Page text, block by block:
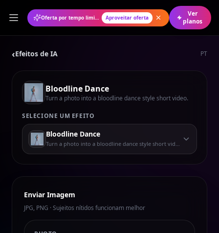
Oferta por tempo limitado: 50% de desconto no plano anual Aproveitar oferta
Ver
planos
‹Efeitos de IA PT
Bloodline Dance
Turn a photo into a bloodline dance style short video.
SELECIONE UM EFEITO
Bloodline Dance
Turn a photo into a bloodline dance style short video.
Enviar Imagem
JPG, PNG · Sujeitos nítidos funcionam melhor